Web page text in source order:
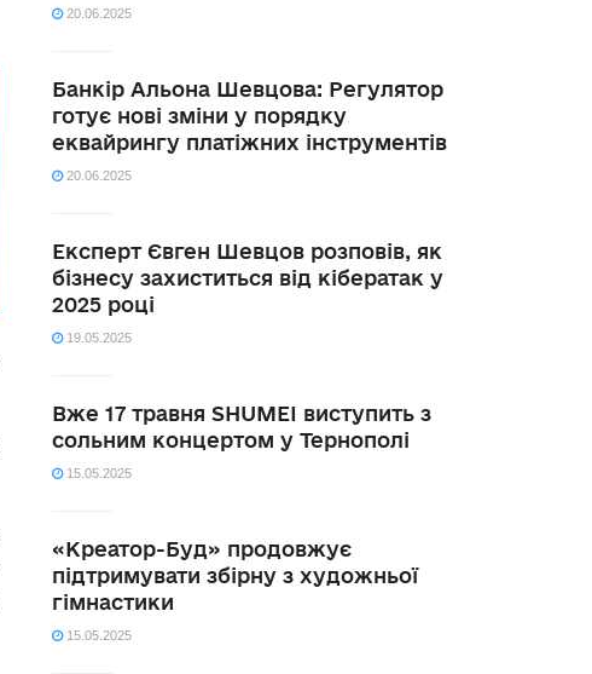
20.06.2025
Банкір Альона Шевцова: Регулятор
готує нові зміни у порядку
еквайрингу платіжних інструментів
20.06.2025
Експерт Євген Шевцов розповів, як
бізнесу захиститься від кібератак у
2025 році
19.05.2025
Вже 17 травня SHUMEI виступить з
сольним концертом у Тернополі
15.05.2025
«Креатор-Буд» продовжує
підтримувати збірну з художньої
гімнастики
15.05.2025